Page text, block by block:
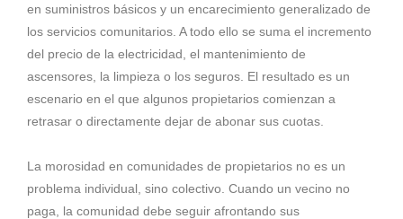
en suministros básicos y un encarecimiento generalizado de
los servicios comunitarios. A todo ello se suma el incremento
del precio de la electricidad, el mantenimiento de
ascensores, la limpieza o los seguros. El resultado es un
escenario en el que algunos propietarios comienzan a
retrasar o directamente dejar de abonar sus cuotas.
La morosidad en comunidades de propietarios no es un
problema individual, sino colectivo. Cuando un vecino no
paga, la comunidad debe seguir afrontando sus